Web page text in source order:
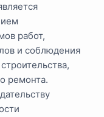
работ,
и соблюдения
ремонта.